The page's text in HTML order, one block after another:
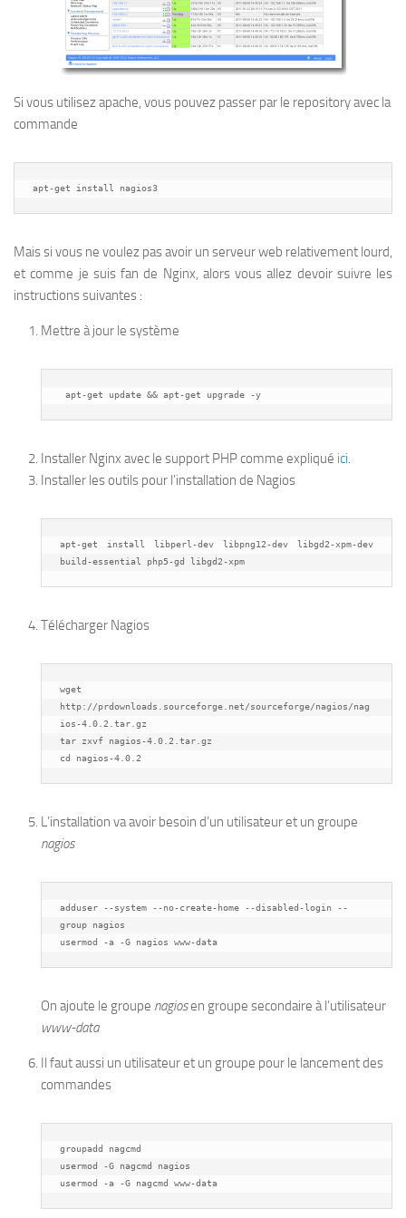
Si vous utilisez apache, vous pouvez passer par le repository avec la
commande
apt-get install nagios3
Mais si vous ne voulez pas avoir un serveur web relativement lourd,
et comme je suis fan de Nginx, alors vous allez devoir suivre les
instructions suivantes :
Mettre à jour le système
apt-get update && apt-get upgrade -y
Installer Nginx avec le support PHP comme expliqué ici.
Installer les outils pour l’installation de Nagios
apt-get install libperl-dev libpng12-dev libgd2-xpm-dev
build-essential php5-gd libgd2-xpm
Télécharger Nagios
wget
http://prdownloads.sourceforge.net/sourceforge/nagios/nag
ios-4.0.2.tar.gz
tar zxvf nagios-4.0.2.tar.gz
cd nagios-4.0.2
L’installation va avoir besoin d’un utilisateur et un groupe
nagios
adduser --system --no-create-home --disabled-login --
group nagios
usermod -a -G nagios www-data
On ajoute le groupe nagiosen groupe secondaire à l’utilisateur
www-data
Il faut aussi un utilisateur et un groupe pour le lancement des
commandes
groupadd nagcmd
usermod -G nagcmd nagios
usermod -a -G nagcmd www-data